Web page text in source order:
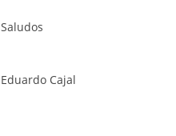
Saludos
Eduardo Cajal